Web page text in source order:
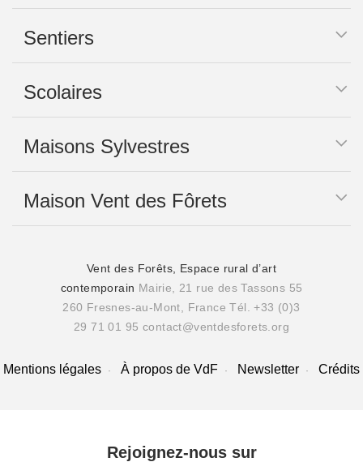
Sentiers
Scolaires
Maisons Sylvestres
Maison Vent des Fôrets
Vent des Forêts, Espace rural d’art
contemporain Mairie, 21 rue des Tassons 55
260 Fresnes-au-Mont, France Tél. +33 (0)3
29 71 01 95 contact@ventdesforets.org
Mentions légales À propos de VdF Newsletter Crédits
Rejoignez-nous sur